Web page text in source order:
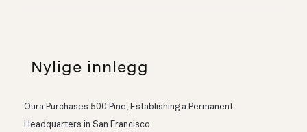
Nylige innlegg
Oura Purchases 500 Pine, Establishing a Permanent
Headquarters in San Francisco